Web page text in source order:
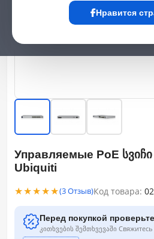
Нравится
Управляемые PoE სვიჩი
Ubiquiti
★★★★★(3 Отзыв)Код товара:
Перед покупкой
კითხვების შემთხვევაში